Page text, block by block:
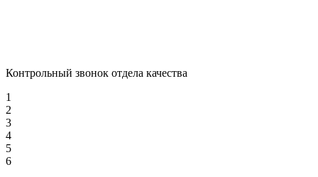
Контрольный звонок отдела качества
1
2
3
4
5
6